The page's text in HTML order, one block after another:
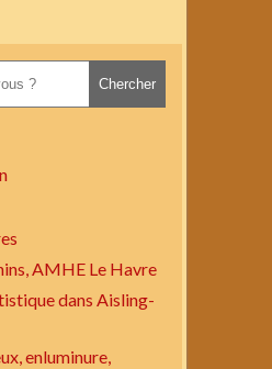
AMHE Le Havre
dans Aisling-
enluminure,